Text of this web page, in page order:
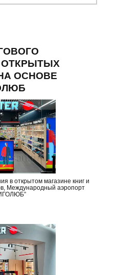
ОСНОВЕ
в открытом магазине книг и
Международный аэропорт